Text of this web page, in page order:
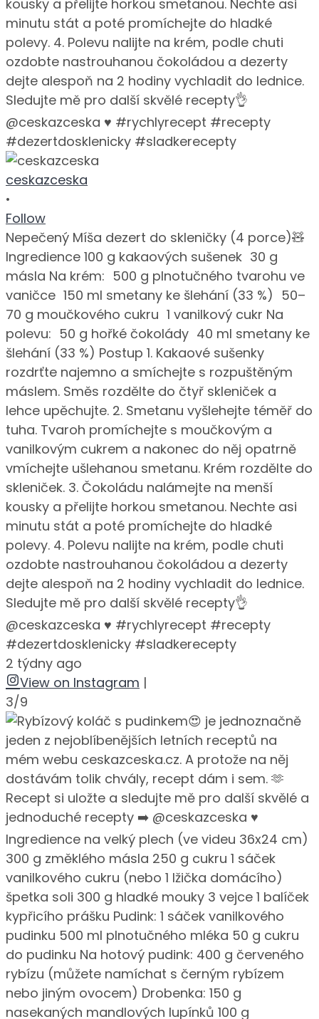
ceskazceska
•
Follow
Nepečený Míša dezert do skleničky (4 porce)🧸
Ingredience 100 g kakaových sušenek 30 g
másla Na krém: 500 g plnotučného tvarohu ve
vaničce 150 ml smetany ke šlehání (33 %) 50–
70 g moučkového cukru 1 vanilkový cukr Na
polevu: 50 g hořké čokolády 40 ml smetany ke
šlehání (33 %) Postup 1. Kakaové sušenky
rozdrťte najemno a smíchejte s rozpuštěným
máslem. Směs rozdělte do čtyř skleniček a
lehce upěchujte. 2. Smetanu vyšlehejte téměř do
tuha. Tvaroh promíchejte s moučkovým a
vanilkovým cukrem a nakonec do něj opatrně
vmíchejte ušlehanou smetanu. Krém rozdělte do
skleniček. 3. Čokoládu nalámejte na menší
kousky a přelijte horkou smetanou. Nechte asi
minutu stát a poté promíchejte do hladké
polevy. 4. Polevu nalijte na krém, podle chuti
ozdobte nastrouhanou čokoládou a dezerty
dejte alespoň na 2 hodiny vychladit do lednice.
Sledujte mě pro další skvělé recepty👌
@ceskazceska ♥️ #rychlyrecept #recepty
#dezertdosklenicky #sladkerecepty
2 týdny ago
View on Instagram |
3/9